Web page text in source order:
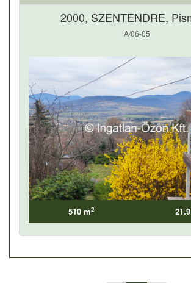
2000, SZENTENDRE,
A/06-05
510 m2